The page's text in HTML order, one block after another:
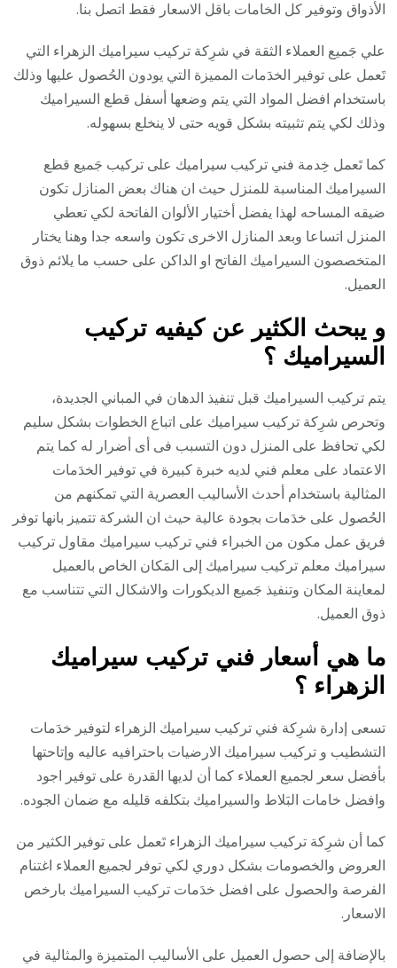
الأذواق وتوفير كل الخامات باقل الاسعار فقط اتصل بنا.
علي جَميع العملاء الثقة في شرِكة تركيب سيراميك الزهراء التي
تَعمل على توفير الخدَمات المميزة التي يودون الحُصول عليها وذلك
باستخدام افضل المواد التي يتم وضعها أسفل قطع السيراميك
وذلك لكي يتم تثبيته بشكل قويه حتى لا ينخلع بسهوله.
كما تَعمل خِدمة فني تركيب سيراميك على تركيب جَميع قطع
السيراميك المناسبة للمنزل حيث ان هناك بعض المنازل تكون
ضيقه المساحه لهذا يفضل أختيار الألوان الفاتحة لكي تعطي
المنزل اتساعا وبعد المنازل الاخرى تكون واسعه جدا وهنا يختار
المتخصصون السيراميك الفاتح او الداكن على حسب ما يلائم ذوق
العميل.
و يبحث الكثير عن كيفيه تركيب
السيراميك ؟
يتم تركيب السيراميك قبل تنفيذ الدهان في المباني الجديدة،
وتحرص شرِكة تركيب سيراميك على اتباع الخطوات بشكل سليم
لكي تحافظ على المنزل دون التسبب فى أى أضرار له كما يتم
الاعتماد على معلم فني لديه خبرة كبيرة في توفير الخدَمات
المثالية باستخدام أحدث الأساليب العصرية التي تمكنهم من
الحُصول على خدَمات بجودة عالية حيث ان الشركة تتميز بانها توفر
فريق عمل مكون من الخبراء فني تركيب سيراميك مقاول تركيب
سيراميك معلم تركيب سيراميك إلى المَكان الخاص بالعميل
لمعاينة المكان وتنفيذ جَميع الديكورات والاشكال التي تتناسب مع
ذوق العميل.
ما هي أسعار فني تركيب سيراميك
الزهراء ؟
تسعى إدارة شرِكة فني تركيب سيراميك الزهراء لتوفير خدَمات
التشطيب و تركيب سيراميك الارضيات باحترافيه عاليه وإتاحتها
بأفضل سعر لجميع العملاء كما أن لديها القدرة على توفير اجود
وافضل خامات البَلاط والسيراميك بتكلفه قليله مع ضمان الجوده.
كما أن شرِكة تركيب سيراميك الزهراء تَعمل على توفير الكثير من
العروض والخصومات بشكل دوري لكي توفر لجميع العملاء اغتنام
الفرصة والحصول على افضل خدَمات تركيب السيراميك بارخص
الاسعار.
بالإضافة إلى حصول العميل على الأساليب المتميزة والمثالية في